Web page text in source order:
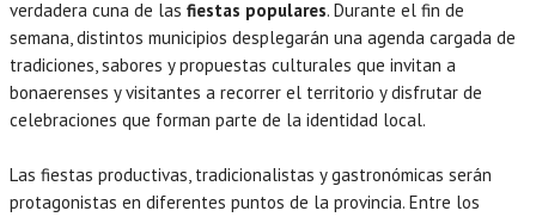
verdadera cuna de las fiestas populares. Durante el fin de
semana, distintos municipios desplegarán una agenda cargada de
tradiciones, sabores y propuestas culturales que invitan a
bonaerenses y visitantes a recorrer el territorio y disfrutar de
celebraciones que forman parte de la identidad local.
Las fiestas productivas, tradicionalistas y gastronómicas serán
protagonistas en diferentes puntos de la provincia. Entre los